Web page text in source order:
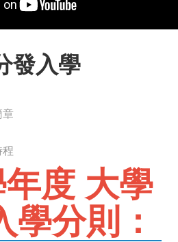
發入學
章
程
度 大學
學分則：